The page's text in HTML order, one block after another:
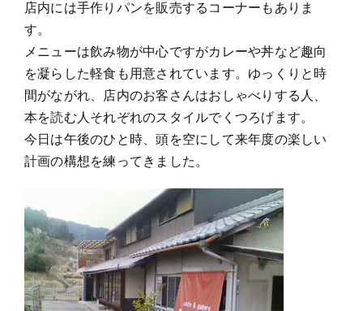
店内には手作りパンを販売するコーナーもありま
す。
メニューは飲み物が中心ですがカレーや丼など趣向
を凝らした軽食も用意されています。ゆっくりと時
間がながれ、店内のお客さんはおしゃべりする人、
本を読む人それぞれのスタイルでくつろげます。
今日は午後のひと時、頭を空にして来年度の楽しい
計画の構想を練ってきました。